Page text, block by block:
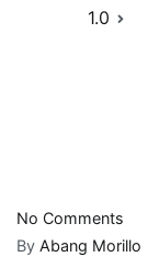
1.0
No Comments
08
By Abang Morillo